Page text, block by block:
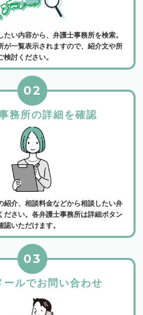
い内容から、弁護士事務所を検索。
が一覧表示されますので、紹介文や所
討ください。
務所の詳細を確認
02
紹介、相談料金などから相談したい弁
ださい。各弁護士事務所は詳細ボタン
いただけます。
ールでお問い合わせ
03